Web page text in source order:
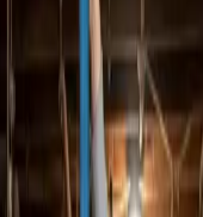
i Ribe for boliger,
anlægget,
og indregulerer
med det samme.